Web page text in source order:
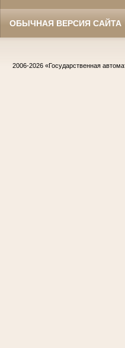
ОБЫЧНАЯ ВЕРСИЯ САЙТА
2006-2026 «Государственная